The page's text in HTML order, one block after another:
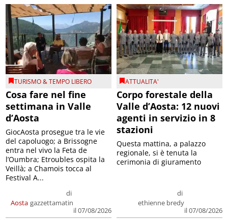
TURISMO & TEMPO LIBERO
Cosa fare nel fine
settimana in Valle
d’Aosta
Aosta
di
gazzettamatin
il 07/08/2026
GiocAosta prosegue tra le vie
del capoluogo; a Brissogne
entra nel vivo la Feta de
l’Oumbra; Etroubles ospita la
Veillà; a Chamois tocca al
Festival A...
ATTUALITA'
Corpo forestale della
Valle d’Aosta: 12 nuovi
agenti in servizio in 8
stazioni
di
ethienne bredy
il 07/08/2026
Questa mattina, a palazzo
regionale, si è tenuta la
cerimonia di giuramento